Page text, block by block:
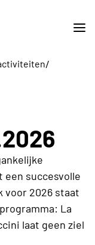
/
een succesvolle
voor 2026 staat
La
laat geen ziel